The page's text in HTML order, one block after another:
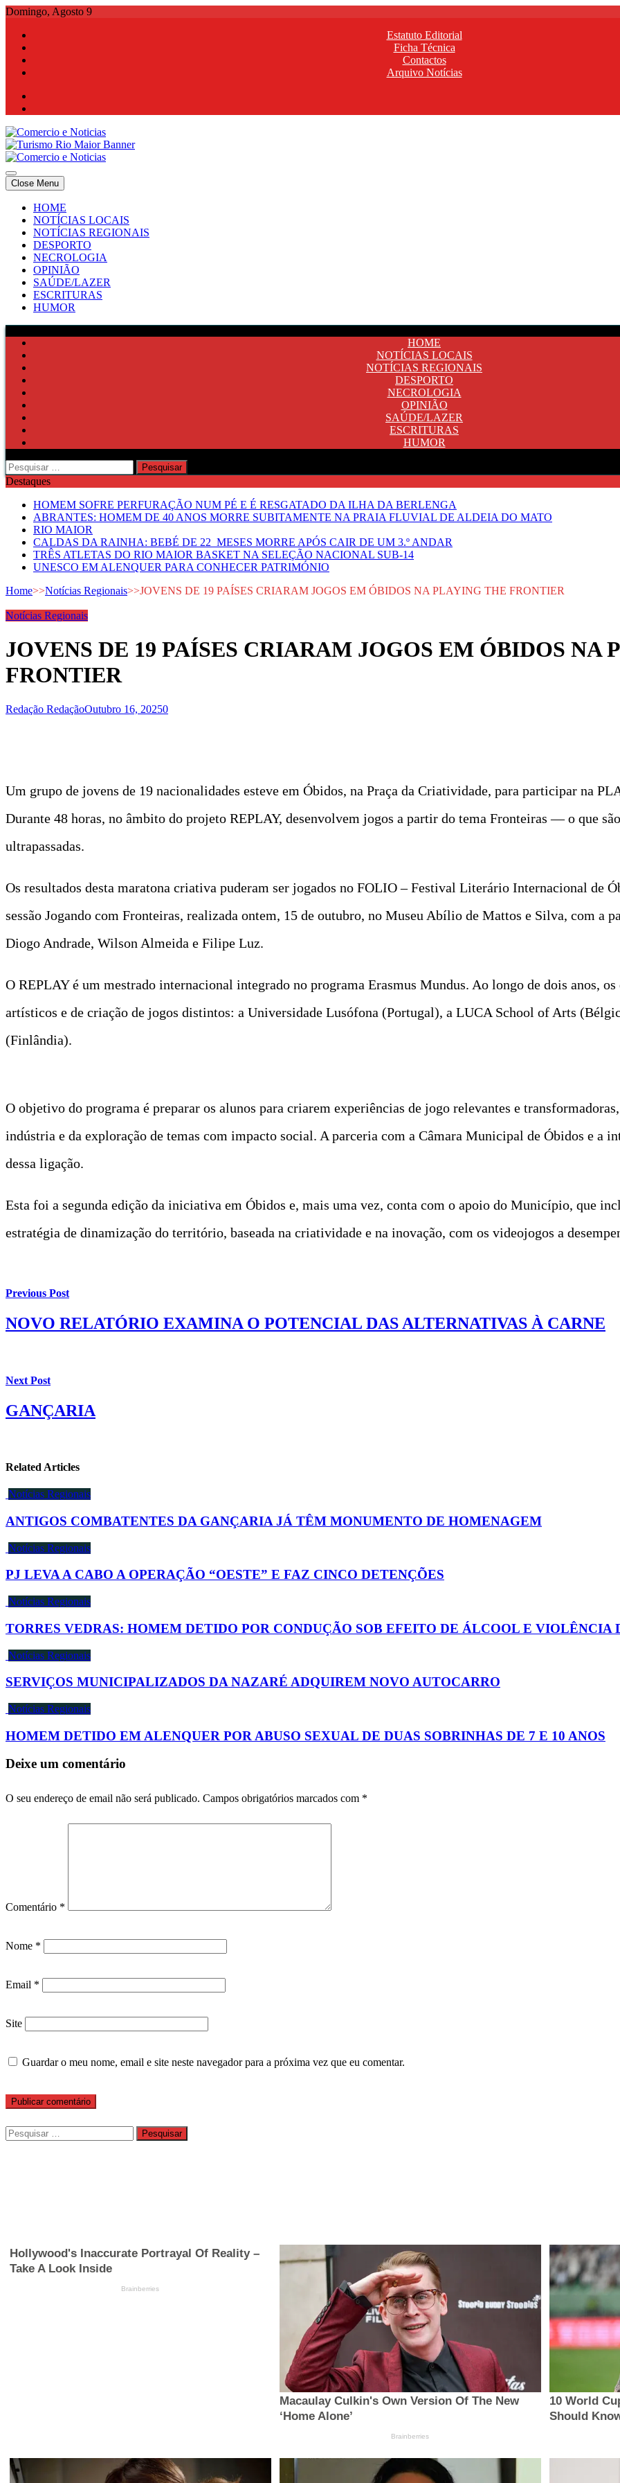
Skip
content
Domingo, Agosto 9
Estatuto Editorial
Ficha Técnica
Contactos
Arquivo Notícias
Comercio e Noticias
Notícias e Publicidade Online
Comercio e Noticias
Notícias e Publicidade Online
Close Menu
HOME
NOTÍCIAS LOCAIS
NOTÍCIAS REGIONAIS
DESPORTO
NECROLOGIA
OPINIÃO
SAÚDE/LAZER
ESCRITURAS
HUMOR
HOME
NOTÍCIAS LOCAIS
NOTÍCIAS REGIONAIS
DESPORTO
NECROLOGIA
OPINIÃO
SAÚDE/LAZER
ESCRITURAS
HUMOR
Pesquisar
por:
Destaques
HOMEM SOFRE PERFURAÇÃO NUM PÉ E É RESGATADO DA ILHA DA BERLENGA
ABRANTES: HOMEM DE 40 ANOS MORRE SUBITAMENTE NA PRAIA FLUVIAL DE ALDEIA DO MATO
RIO MAIOR
CALDAS DA RAINHA: BEBÉ DE 22 MESES MORRE APÓS CAIR DE UM 3.º ANDAR
TRÊS ATLETAS DO RIO MAIOR BASKET NA SELEÇÃO NACIONAL SUB-14
UNESCO EM ALENQUER PARA CONHECER PATRIMÓNIO
Home>>Notícias Regionais>>JOVENS DE 19 PAÍSES CRIARAM JOGOS EM ÓBIDOS NA PLAYING THE FRONTIER
Notícias Regionais
JOVENS DE 19 PAÍSES CRIARAM JOGOS EM ÓBIDOS NA
FRONTIER
Redação RedaçãoOutubro 16, 20250
Um grupo de jovens de 19 nacionalidades esteve em Óbidos, na Praça da Criatividade, para participar na
Durante 48 horas, no âmbito do projeto REPLAY, desenvolvem jogos a partir do tema Fronteiras — o que
ultrapassadas.
Os resultados desta maratona criativa puderam ser jogados no FOLIO – Festival Literário Internacional de
sessão Jogando com Fronteiras, realizada ontem, 15 de outubro, no Museu Abílio de Mattos e Silva, com a
Diogo Andrade, Wilson Almeida e Filipe Luz.
O REPLAY é um mestrado internacional integrado no programa Erasmus Mundus. Ao longo de dois anos,
artísticos e de criação de jogos distintos: a Universidade Lusófona (Portugal), a LUCA School of Arts
(Finlândia).
O objetivo do programa é preparar os alunos para criarem experiências de jogo relevantes e
indústria e da exploração de temas com impacto social. A parceria com a Câmara Municipal de Óbidos e a
dessa ligação.
Esta foi a segunda edição da iniciativa em Óbidos e, mais uma vez, conta com o apoio do Município, que
estratégia de dinamização do território, baseada na criatividade e na inovação, com os videojogos a
Previous Post
NOVO RELATÓRIO EXAMINA O POTENCIAL DAS ALTERNATIVAS À CARNE
Next Post
GANÇARIA
Related Articles
Notícias Regionais
ANTIGOS COMBATENTES DA GANÇARIA JÁ TÊM MONUMENTO DE HOMENAGEM
Notícias Regionais
PJ LEVA A CABO A OPERAÇÃO “OESTE” E FAZ CINCO DETENÇÕES
Notícias Regionais
TORRES VEDRAS: HOMEM DETIDO POR CONDUÇÃO SOB EFEITO DE ÁLCOOL E VIOLÊNCIA
Notícias Regionais
SERVIÇOS MUNICIPALIZADOS DA NAZARÉ ADQUIREM NOVO AUTOCARRO
Notícias Regionais
HOMEM DETIDO EM ALENQUER POR ABUSO SEXUAL DE DUAS SOBRINHAS DE 7 E 10 ANOS
Deixe um comentário
O seu endereço de email não será publicado. Campos obrigatórios marcados com *
Comentário *
Nome *
Email *
Site
Guardar o meu nome, email e site neste navegador para a próxima vez que eu comentar.
Pesquisar
por: